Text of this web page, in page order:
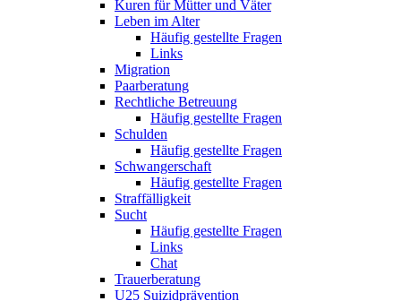
Kuren für Mütter und Väter
Leben im Alter
Häufig gestellte Fragen
Links
Migration
Paarberatung
Rechtliche Betreuung
Häufig gestellte Fragen
Schulden
Häufig gestellte Fragen
Schwangerschaft
Häufig gestellte Fragen
Straffälligkeit
Sucht
Häufig gestellte Fragen
Links
Chat
Trauerberatung
U25 Suizidprävention